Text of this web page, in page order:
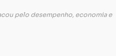
pelo desempenho, economia e